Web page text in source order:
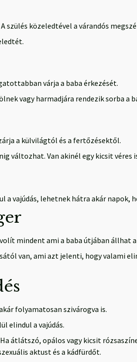
szülés közeledtével a várandós
várja a baba érkezését.
vagy harmadjára rendezik sorba
a külvilágtól és a fertőzésektől.
változhat. Van akinél egy kicsit
vajúdás, lehetnek hátra akár napok,
mindent ami a baba útjában állhat
van, ami azt jelenti, hogy valami
folyamatosan szivárogva is.
elindul a vajúdás.
átlátszó, opálos vagy kicsit
aktust és a kádfürdőt.